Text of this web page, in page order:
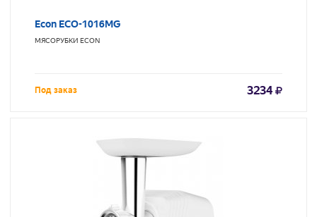
Econ ECO-1016MG
МЯСОРУБКИ ECON
Под заказ 3234